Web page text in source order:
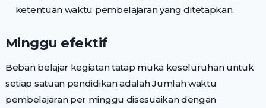
ketentuan waktu pembelajaran yang ditetapkan.
Minggu efektif
Beban belajar kegiatan tatap muka keseluruhan untuk
setiap satuan pendidikan adalah Jumlah waktu
pembelajaran per minggu disesuaikan dengan